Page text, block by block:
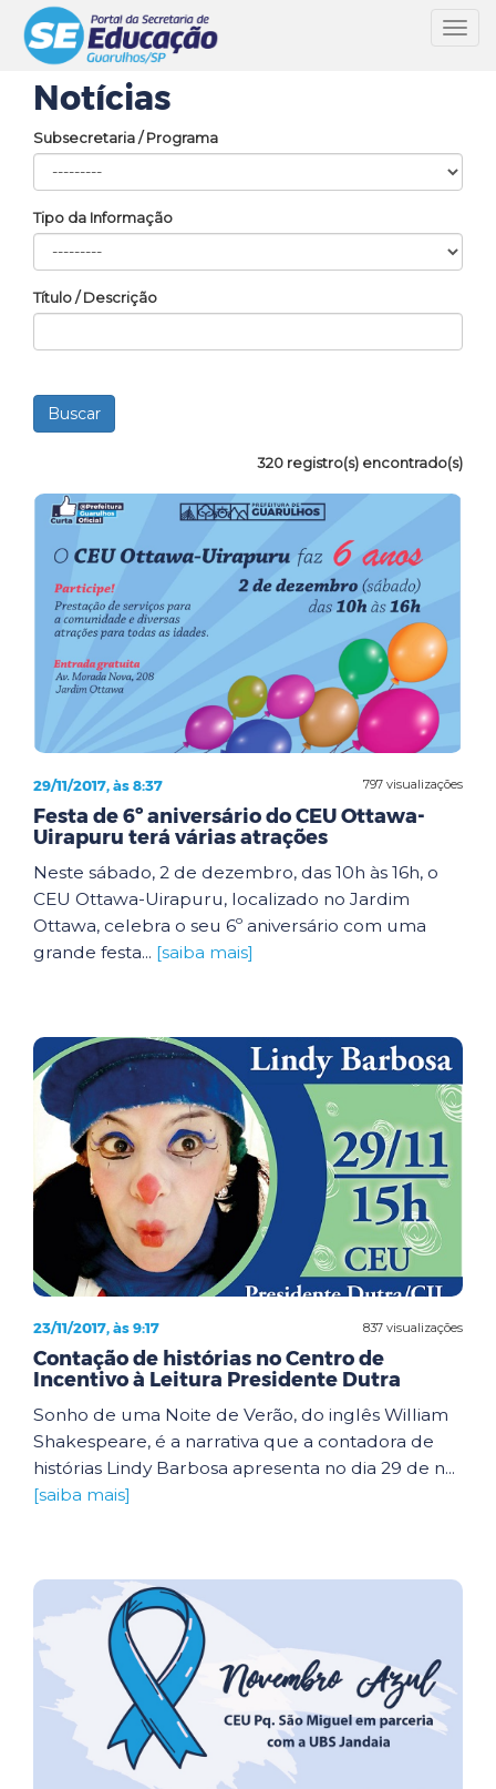
Notícias
Subsecretaria / Programa
Tipo da Informação
Título / Descrição
320 registro(s) encontrado(s)
797 visualizações
29/11/2017, às 8:37
Festa de 6º aniversário do CEU Ottawa-
Uirapuru terá várias atrações
Neste sábado, 2 de dezembro, das 10h às 16h, o
CEU Ottawa-Uirapuru, localizado no Jardim
Ottawa, celebra o seu 6º aniversário com uma
grande festa... [saiba mais]
837 visualizações
23/11/2017, às 9:17
Contação de histórias no Centro de
Incentivo à Leitura Presidente Dutra
Sonho de uma Noite de Verão, do inglês William
Shakespeare, é a narrativa que a contadora de
histórias Lindy Barbosa apresenta no dia 29 de n...
[saiba mais]